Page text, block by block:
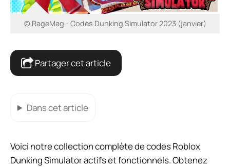
© RageMag - Codes Dunking Simulator 2023 (janvier)
Partager cet article
Dans cet article
Voici notre collection complète de codes Roblox
Dunking Simulator actifs et fonctionnels. Obtenez